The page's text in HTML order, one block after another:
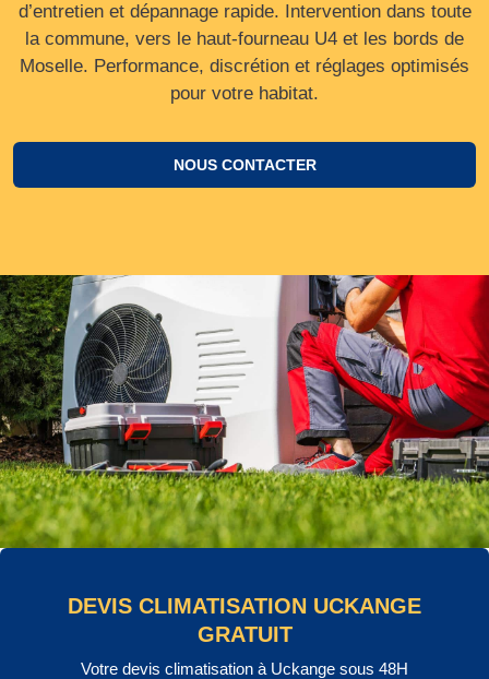
d’entretien et dépannage rapide. Intervention dans toute
la commune, vers le haut‑fourneau U4 et les bords de
Moselle. Performance, discrétion et réglages optimisés
pour votre habitat.
NOUS CONTACTER
DEVIS CLIMATISATION UCKANGE
GRATUIT
Votre devis climatisation à Uckange sous 48H